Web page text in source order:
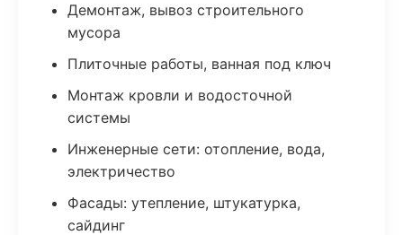
Демонтаж, вывоз строительного
мусора
Плиточные работы, ванная под ключ
Монтаж кровли и водосточной
системы
Инженерные сети: отопление, вода,
электричество
Фасады: утепление, штукатурка,
сайдинг